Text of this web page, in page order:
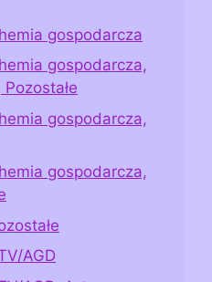
gospodarcza
gospodarcza,
gospodarcza,
gospodarcza,
AGD